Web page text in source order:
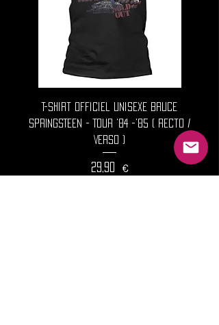
T-Shirt Officiel Unisexe BRUCE
SPRINGSTEEN - Tour '84 -'85 ( Recto /
Verso )
Precio
29,90 €